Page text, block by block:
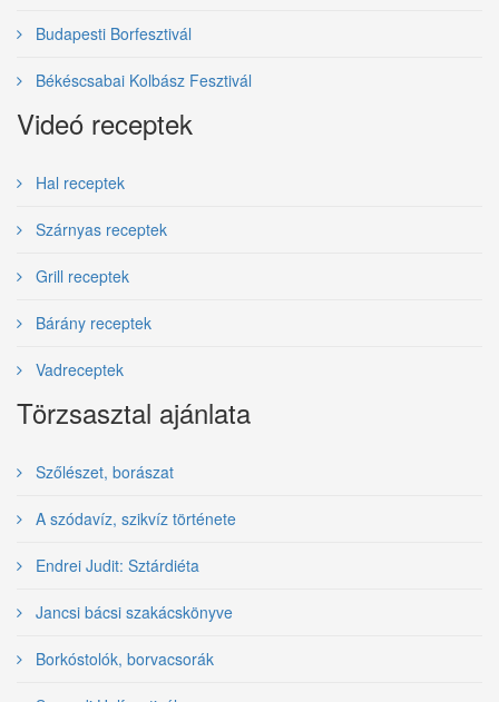
Budapesti Borfesztivál
Békéscsabai Kolbász Fesztivál
Videó receptek
Hal receptek
Szárnyas receptek
Grill receptek
Bárány receptek
Vadreceptek
Törzsasztal ajánlata
Szőlészet, borászat
A szódavíz, szikvíz története
Endrei Judit: Sztárdiéta
Jancsi bácsi szakácskönyve
Borkóstolók, borvacsorák